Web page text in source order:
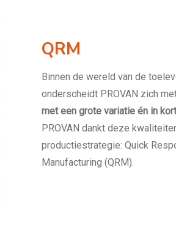
QRM
Binnen de wereld van de
onderscheidt PROVAN zich
met een grote variatie én in
PROVAN dankt deze
productiestrategie: Quick
Manufacturing (QRM).